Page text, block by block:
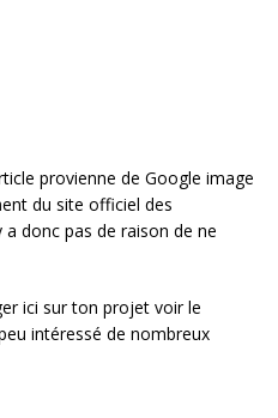
provienne de Google image
du site officiel des
donc pas de raison de ne
ici sur ton projet voir le
intéressé de nombreux